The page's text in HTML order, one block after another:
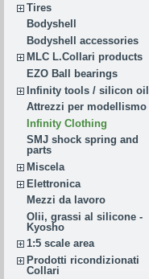
Tires
Bodyshell
Bodyshell accessories
MLC L.Collari products
EZO Ball bearings
Infinity tools / silicon oil
Attrezzi per modellismo
Infinity Clothing
SMJ shock spring and
parts
Miscela
Elettronica
Mezzi da lavoro
Olii, grassi al silicone -
Kyosho
1:5 scale area
Prodotti ricondizionati
Collari